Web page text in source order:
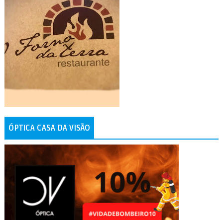
ÓPTICA CASA DA VISÃO